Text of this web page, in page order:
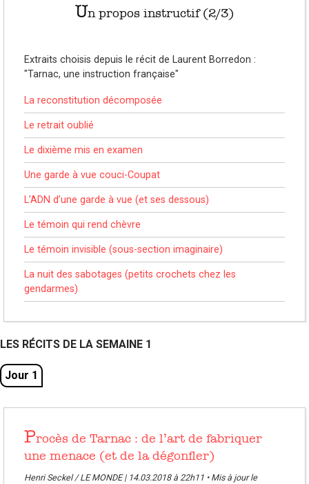
Un propos instructif (2/3)
Extraits choisis depuis le récit de Laurent Borredon :
"Tarnac, une instruction française"
La reconstitution décomposée
Le retrait oublié
Le dixième mis en examen
Une garde à vue couci-Coupat
L’ADN d’une garde à vue (et ses dessous)
Le témoin qui rend chèvre
Le témoin invisible (sous-section imaginaire)
La nuit des sabotages (petits crochets chez les
gendarmes)
LES RÉCITS DE LA SEMAINE 1
Jour 1
Procès de Tarnac : de l’art de fabriquer
une menace (et de la dégonfler)
Henri Seckel / LE MONDE | 14.03.2018 à 22h11 • Mis à jour le